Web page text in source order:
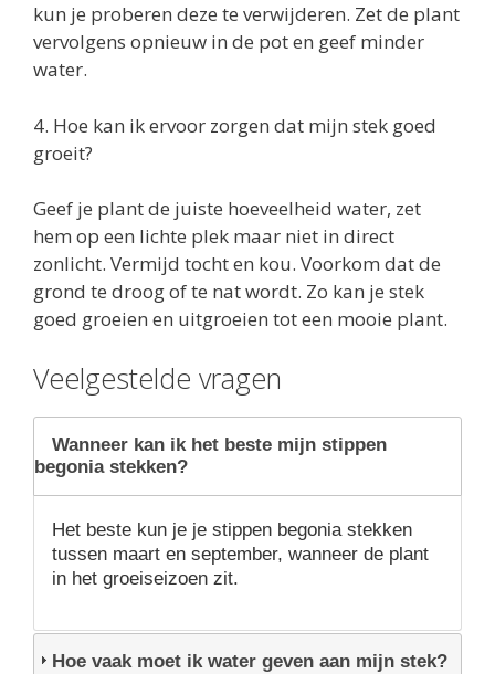
kun je proberen deze te verwijderen. Zet de plant
vervolgens opnieuw in de pot en geef minder
water.
4. Hoe kan ik ervoor zorgen dat mijn stek goed
groeit?
Geef je plant de juiste hoeveelheid water, zet
hem op een lichte plek maar niet in direct
zonlicht. Vermijd tocht en kou. Voorkom dat de
grond te droog of te nat wordt. Zo kan je stek
goed groeien en uitgroeien tot een mooie plant.
Veelgestelde vragen
Wanneer kan ik het beste mijn stippen
begonia stekken?
Het beste kun je je stippen begonia stekken
tussen maart en september, wanneer de plant
in het groeiseizoen zit.
Hoe vaak moet ik water geven aan mijn stek?